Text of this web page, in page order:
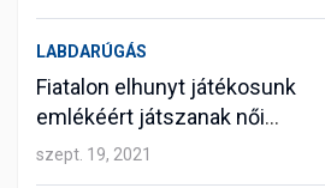
LABDARÚGÁS
Fiatalon elhunyt játékosunk
emlékéért játszanak női
labdarúgóink
szept. 19, 2021